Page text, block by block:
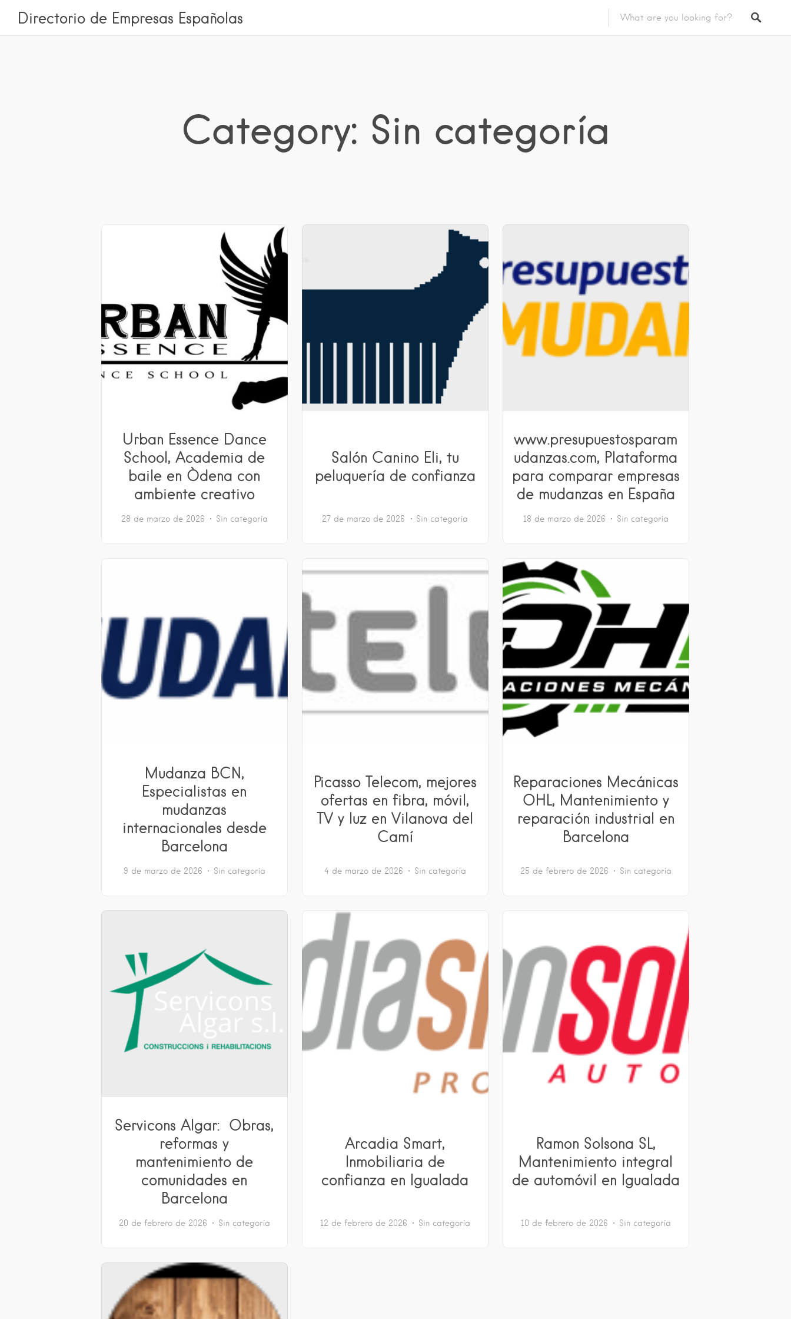
Directorio de Empresas Españolas
Category: Sin categoría
Urban Essence Dance
School, Academia de
baile en Òdena con
ambiente creativo
28 de marzo de 2026 Sin categoría
Salón Canino Eli, tu
peluquería de confianza
27 de marzo de 2026 Sin categoría
www.presupuestosparam
udanzas.com, Plataforma
para comparar empresas
de mudanzas en España
18 de marzo de 2026 Sin categoría
Mudanza BCN,
Especialistas en
mudanzas
internacionales desde
Barcelona
9 de marzo de 2026 Sin categoría
Picasso Telecom, mejores
ofertas en fibra, móvil,
TV y luz en Vilanova del
Camí
4 de marzo de 2026 Sin categoría
Reparaciones Mecánicas
OHL, Mantenimiento y
reparación industrial en
Barcelona
25 de febrero de 2026 Sin categoría
Servicons Algar: Obras,
reformas y
mantenimiento de
comunidades en
Barcelona
20 de febrero de 2026 Sin categoría
Arcadia Smart,
Inmobiliaria de
confianza en Igualada
12 de febrero de 2026 Sin categoría
Ramon Solsona SL,
Mantenimiento integral
de automóvil en Igualada
10 de febrero de 2026 Sin categoría